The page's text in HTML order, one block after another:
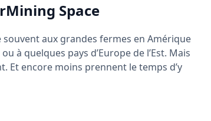
Space
aux grandes fermes en Amérique
à quelques pays d’Europe de l’Est. Mais
Et encore moins prennent le temps d’y